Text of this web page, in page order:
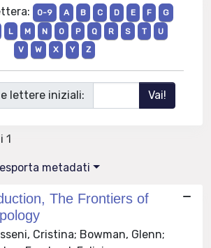
0-9 A B C D E F
G
L M N O P Q R S T
U
V
W X Y Z
lettere iniziali:
1
esporta metadati
The Frontiers of
Cristina; Bowman, Glenn;